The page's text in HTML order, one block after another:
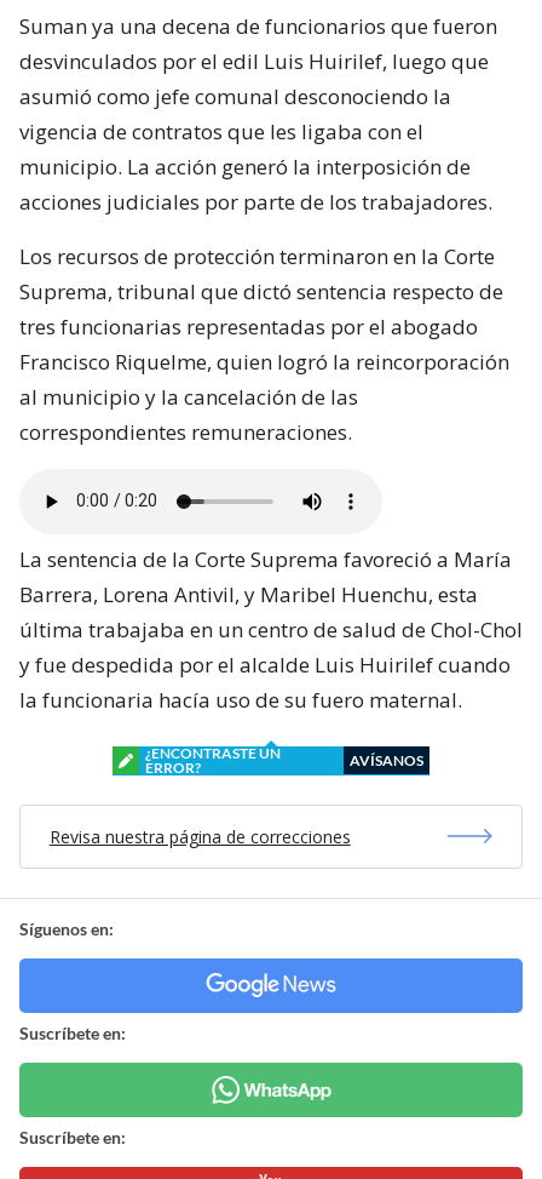
Suman ya una decena de funcionarios que fueron
desvinculados por el edil Luis Huirilef, luego que
asumió como jefe comunal desconociendo la
vigencia de contratos que les ligaba con el
municipio. La acción generó la interposición de
acciones judiciales por parte de los trabajadores.
Los recursos de protección terminaron en la Corte
Suprema, tribunal que dictó sentencia respecto de
tres funcionarias representadas por el abogado
Francisco Riquelme, quien logró la reincorporación
al municipio y la cancelación de las
correspondientes remuneraciones.
La sentencia de la Corte Suprema favoreció a María
Barrera, Lorena Antivil, y Maribel Huenchu, esta
última trabajaba en un centro de salud de Chol-Chol
y fue despedida por el alcalde Luis Huirilef cuando
la funcionaria hacía uso de su fuero maternal.
¿ENCONTRASTE UN
ERROR?
AVÍSANOS
Revisa nuestra página de correcciones
Síguenos en:
Suscríbete en:
Suscríbete en: